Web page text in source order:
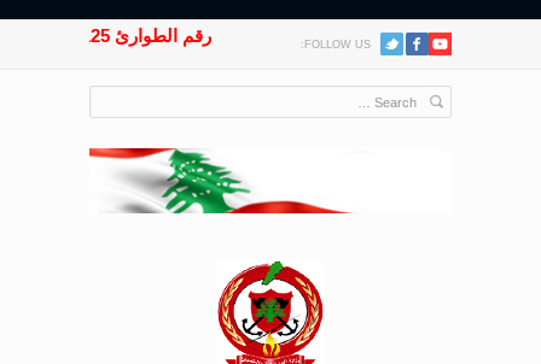
FOLLOW US: رقم الطوارئ 125